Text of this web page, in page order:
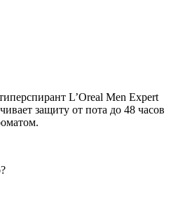
L’Oreal Men Expert
защиту от пота до 48 часов